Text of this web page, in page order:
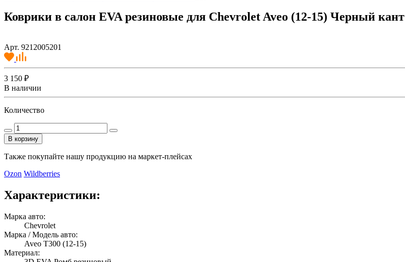
Коврики в салон EVA резиновые для Chevrolet Aveo (12-15) Черный кант
Арт. 9212005201
3 150 ₽
В наличии
Количество
В корзину
Также покупайте нашу продукцию на маркет-плейсах
Ozon Wildberries
Характеристики:
Марка авто:
Chevrolet
Марка / Модель авто:
Aveo T300 (12-15)
Материал: